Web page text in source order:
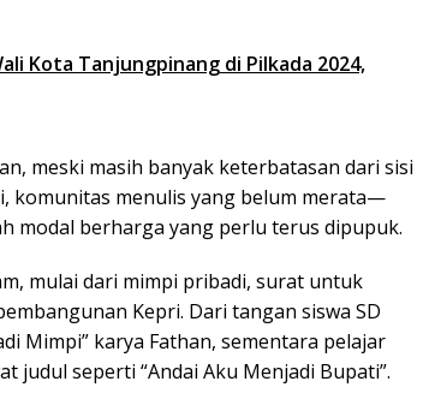
Kota Tanjungpinang di Pilkada 2024,
meski masih banyak keterbatasan dari sisi
komunitas menulis yang belum merata—
modal berharga yang perlu terus dipupuk.
mulai dari mimpi pribadi, surat untuk
Kepri. Dari tangan siswa SD
Mimpi” karya Fathan, sementara pelajar
judul seperti “Andai Aku Menjadi Bupati”.